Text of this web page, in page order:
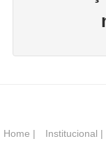
Home | Institucional |